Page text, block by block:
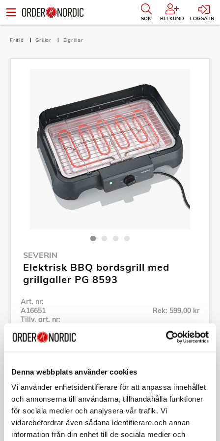
Denna webbplats använder cookies
Vi använder enhetsidentifierare för att anpassa innehållet
och annonserna till användarna, tillhandahålla funktioner
för sociala medier och analysera vår trafik. Vi
vidarebefordrar även sådana identifierare och annan
information från din enhet till de sociala medier och
SÖK BLI KUND LOGGA IN
Fritid Grillar Elgrillar
SEVERIN
Elektrisk BBQ bordsgrill med
grillgaller PG 8593
Art. nr:
A16651
Tillv. art. nr:
Rek: 599,00 kr
Se alla produkter inom Severin
Beskrivning
Art. nr:A16651